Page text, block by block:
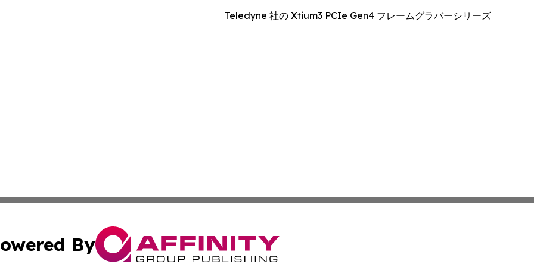
Teledyne 社の Xtium3 PCIe Gen4 フレームグラバーシリーズ
By